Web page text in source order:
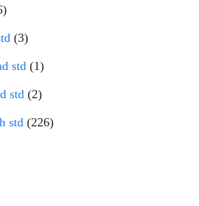
(3)
std (1)
std (2)
std (226)